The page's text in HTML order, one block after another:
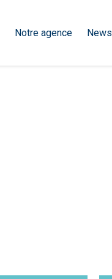
Notre agence News